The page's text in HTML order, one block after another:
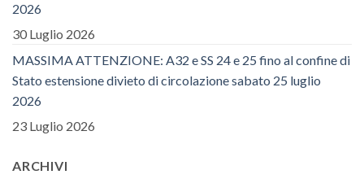
2026
30 Luglio 2026
MASSIMA ATTENZIONE: A32 e SS 24 e 25 fino al confine di
Stato estensione divieto di circolazione sabato 25 luglio
2026
23 Luglio 2026
ARCHIVI